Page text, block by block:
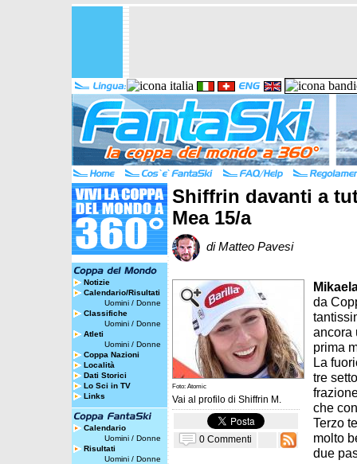
Notizie
Calendario/Risultati
Uomini / Donne
Classifiche
Uomini / Donne
Atleti
Uomini / Donne
Coppa Nazioni
Località
Dati Storici
Lo Sci in TV
Links
Calendario
Uomini / Donne
Risultati
Uomini / Donne
Shiffrin davanti a
Mea 15/a
di Matteo Pavesi
Foto: Atomic
Vai al profilo di Shiffrin M.
0 Commenti
da
ancora
prima
La
tre
che
Terzo
molto
due